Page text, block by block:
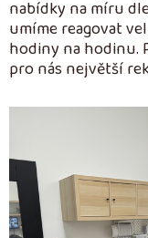
nabídky na míru
umíme reagovat
hodiny na hodinu.
pro nás největší